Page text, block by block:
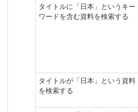
タイトルに「日本」というキー
ワードを含む資料を検索する
タイトルが「日本」という資料
を検索する